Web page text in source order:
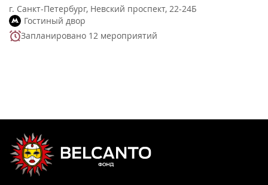
г. Санкт-Петербург, Невский проспект, 22-24Б
Гостиный двор
Запланировано 12 мероприятий